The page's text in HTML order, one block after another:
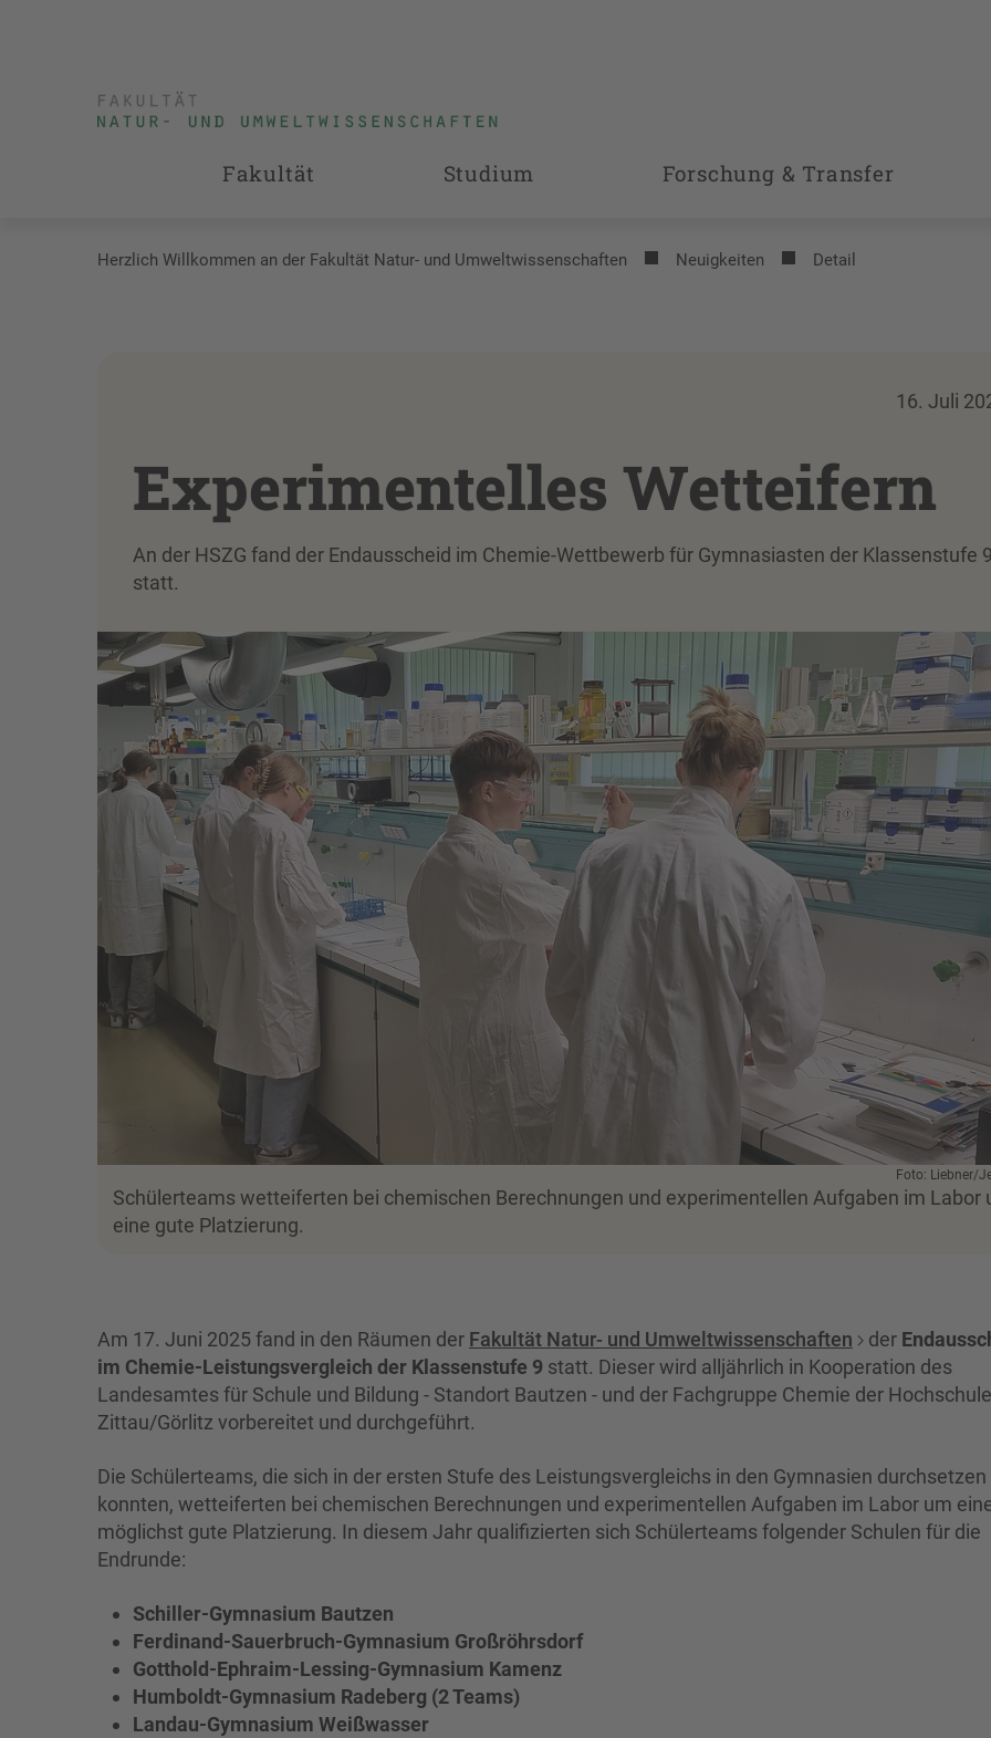
Fakultät Studium Forschung & Transfer
Herzlich Willkommen an der Fakultät Natur- und Umweltwissenschaften Neuigkeiten Detail
16. Juli
Experimentelles Wetteifern
An der HSZG fand der Endausscheid im Chemie-Wettbewerb für Gymnasiasten der Klassenstufe
statt.
Foto: Liebner/
Schülerteams wetteiferten bei chemischen Berechnungen und experimentellen Aufgaben im Labor
eine gute Platzierung.
Am 17. Juni 2025 fand in den Räumen der Fakultät Natur- und Umweltwissenschaften der
im Chemie-Leistungsvergleich der Klassenstufe 9 statt. Dieser wird alljährlich in Kooperation des
Landesamtes für Schule und Bildung - Standort Bautzen - und der Fachgruppe Chemie der Hochschule
Zittau/Görlitz vorbereitet und durchgeführt.
Die Schülerteams, die sich in der ersten Stufe des Leistungsvergleichs in den Gymnasien durchsetzen
konnten, wetteiferten bei chemischen Berechnungen und experimentellen Aufgaben im Labor um
möglichst gute Platzierung. In diesem Jahr qualifizierten sich Schülerteams folgender Schulen für die
Endrunde:
Schiller-Gymnasium Bautzen
Ferdinand-Sauerbruch-Gymnasium Großröhrsdorf
Gotthold-Ephraim-Lessing-Gymnasium Kamenz
Humboldt-Gymnasium Radeberg (2 Teams)
Landau-Gymnasium Weißwasser